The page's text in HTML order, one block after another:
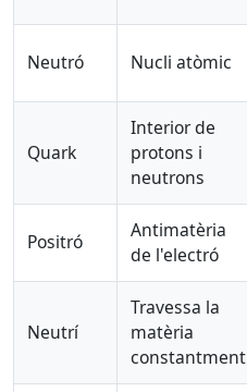
Neutró Nucli atòmic
Quark
Interior de
protons i
neutrons
Positró
Antimatèria
de l'electró
Neutrí
Travessa la
matèria
constantment